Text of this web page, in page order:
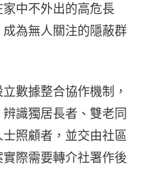
中不外出的高危長
為無人關注的隱蔽群
數據整合協作機制，
識獨居長者、雙老同
照顧者，並交由社區
際需要轉介社署作後